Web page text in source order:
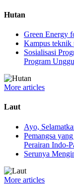
Hutan
Green Energy
Kampus teknik
Sosialisasi
Program
More articles
Laut
Ayo,
Pemangsa
Perairan Indo-
Serunya
More articles